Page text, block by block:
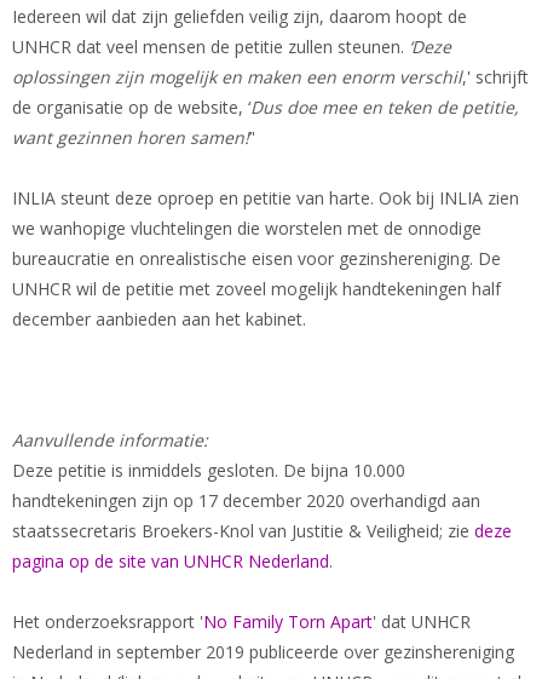
Iedereen wil dat zijn geliefden veilig zijn, daarom hoopt de
UNHCR dat veel mensen de petitie zullen steunen. ‘Deze
oplossingen zijn mogelijk en maken een enorm verschil,' schrijft
de organisatie op de website, ‘Dus doe mee en teken de petitie,
want gezinnen horen samen!’'
INLIA steunt deze oproep en petitie van harte. Ook bij INLIA zien
we wanhopige vluchtelingen die worstelen met de onnodige
bureaucratie en onrealistische eisen voor gezinshereniging. De
UNHCR wil de petitie met zoveel mogelijk handtekeningen half
december aanbieden aan het kabinet.
Aanvullende informatie:
Deze petitie is inmiddels gesloten. De bijna 10.000
handtekeningen zijn op 17 december 2020 overhandigd aan
staatssecretaris Broekers-Knol van Justitie & Veiligheid; zie deze
pagina op de site van UNHCR Nederland.
Het onderzoeksrapport 'No Family Torn Apart' dat UNHCR
Nederland in september 2019 publiceerde over gezinshereniging